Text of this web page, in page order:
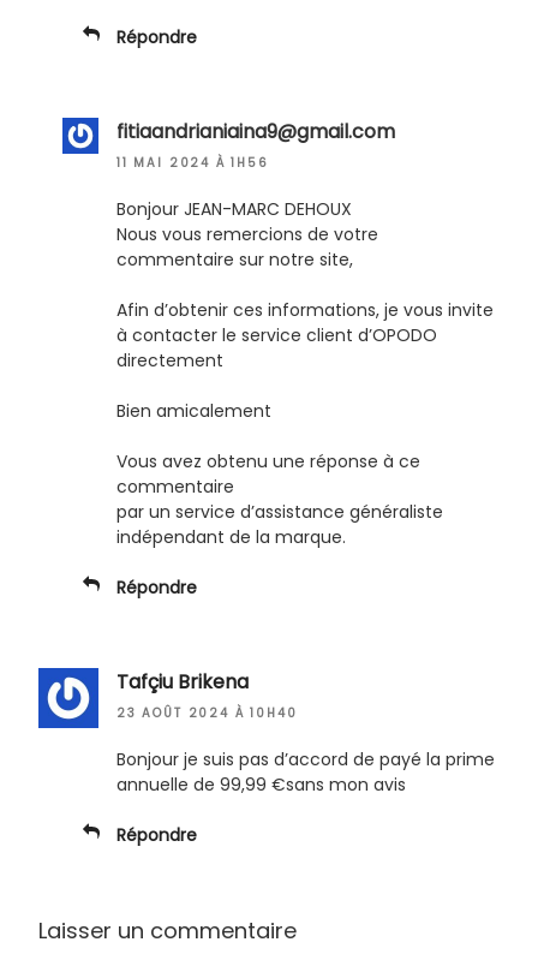
Répondre
fitiaandrianiaina9@gmail.com
11 MAI 2024 À 1H56
Bonjour JEAN-MARC DEHOUX
Nous vous remercions de votre
commentaire sur notre site,
Afin d’obtenir ces informations, je vous invite
à contacter le service client d’OPODO
directement
Bien amicalement
Vous avez obtenu une réponse à ce
commentaire
par un service d’assistance généraliste
indépendant de la marque.
Répondre
Tafçiu Brikena
23 AOÛT 2024 À 10H40
Bonjour je suis pas d’accord de payé la prime
annuelle de 99,99 €sans mon avis
Répondre
Laisser un commentaire